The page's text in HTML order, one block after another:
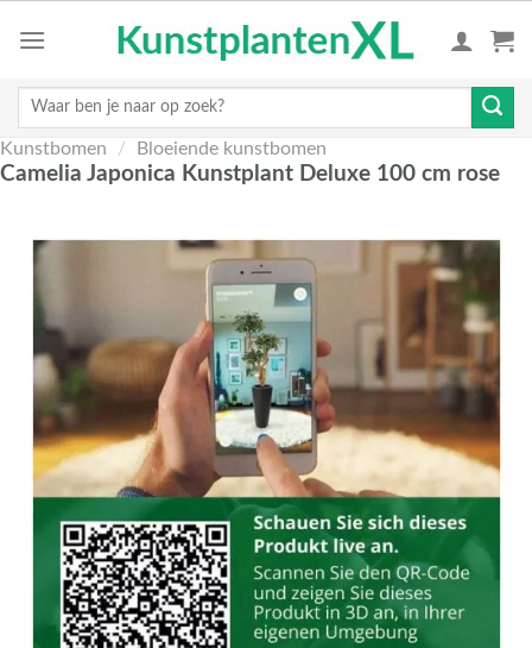
Zoeken
Kunstbomen / Bloeiende kunstbomen
Camelia Japonica Kunstplant Deluxe 100 cm rose